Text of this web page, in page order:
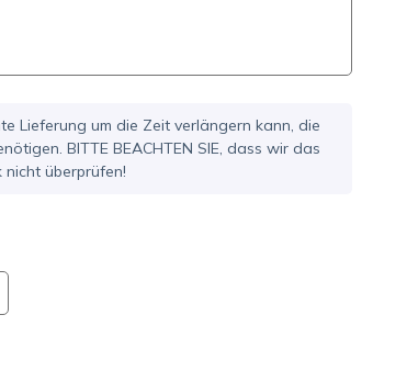
Lieferung um die Zeit verlängern kann, die
BITTE BEACHTEN SIE, dass wir das
überprüfen!